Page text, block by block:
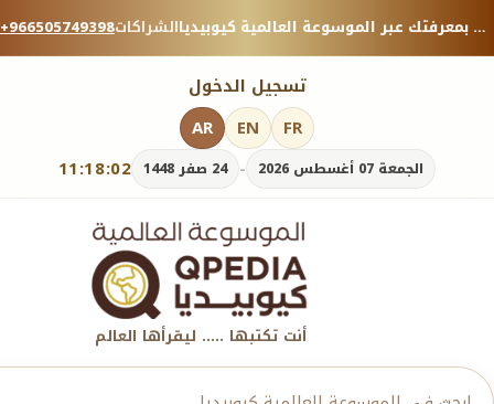
+966505749398الشراكات منصة معرفية موثوقة — شارك بمعرفتك عبر الموسوعة العالمية كيوبيديا.
تسجيل الدخول
11:18:04 الجمعة 07 أغسطس 2026 - 24 صفر 1448
AR EN FR
أنت تكتبها ..... ليقرأها العالم